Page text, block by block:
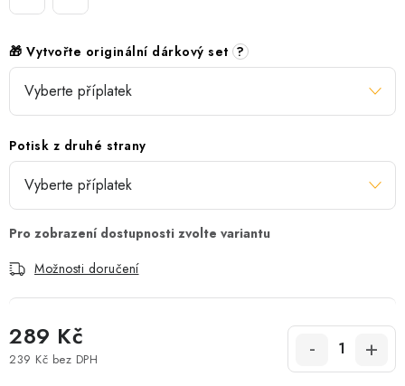
🎁 Vytvořte originální dárkový set ?
Potisk z druhé strany
Možnosti doručení
289 Kč
239 Kč bez DPH